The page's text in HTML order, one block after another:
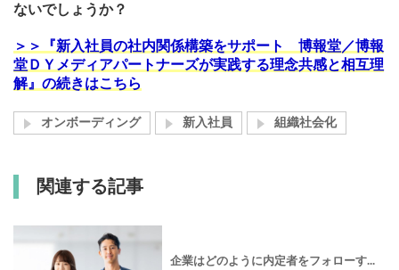
ないでしょうか？
＞＞『新入社員の社内関係構築をサポート 博報堂／博報
堂ＤＹメディアパートナーズが実践する理念共感と相互理
解』の続きはこちら
オンボーディング 新入社員 組織社会化
関連する記事
企業はどのように内定者をフォローす...